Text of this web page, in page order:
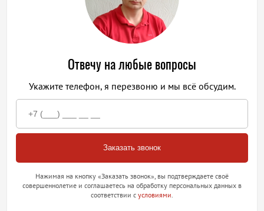
Отвечу на любые вопросы
Укажите телефон, я перезвоню и мы всё обсудим.
Нажимая на кнопку «Заказать звонок», вы подтверждаете своё
совершеннолетие и соглашаетесь на обработку персональных данных в
соответствии с условиями.